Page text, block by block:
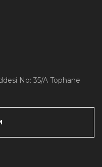
No: 35/A Tophane